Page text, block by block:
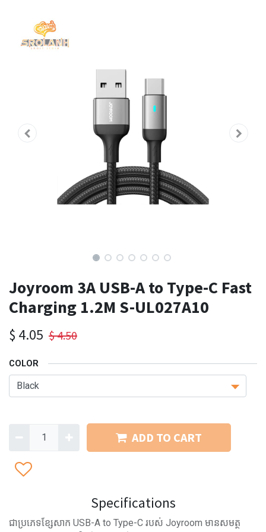
Joyroom 3A USB-A to Type-C Fast
Charging 1.2M S-UL027A10
$ 4.05 $4.50
COLOR
ADD TO CART
Specifications
ជាប្រភេទខ្សែសាក USB-A to Type-C របស់ Joyroom មានសមត្ថ